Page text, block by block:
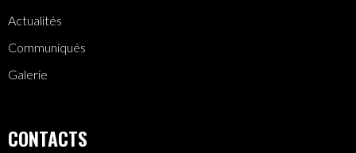
Actualités
Communiqués
Galerie
CONTACTS